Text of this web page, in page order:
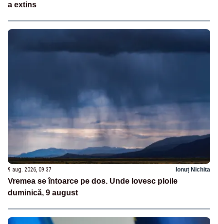
a extins
9 aug. 2026, 09:37 Ionuț Nichita
Vremea se întoarce pe dos. Unde lovesc ploile
duminică, 9 august